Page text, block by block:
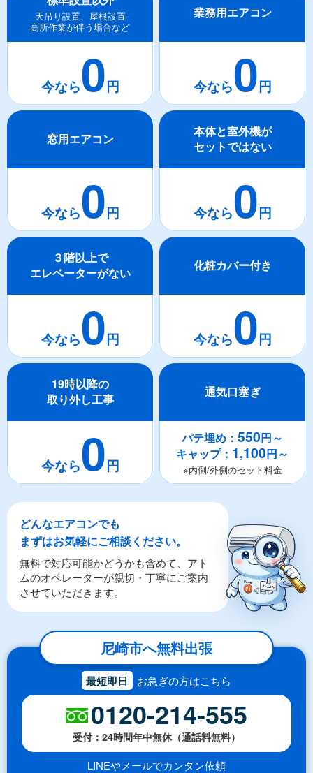
天吊り設置、屋根設置
高所作業が伴う場合など
0
業務用エアコン
0
窓用エアコン
0
本体と室外機が
セットではない
0
３階以上で
エレベーターがない
0
化粧カバー付き
0
19時以降の
取り外し工事
0
通気口塞ぎ
パテ埋め：550円～
キャップ： 1,100円～
※内側/外側のセット料金
どんなエアコンでも
まずはお気軽にご相談ください。
無料で対応可能かどうかも含めて、アト
ムのオペレーターが親切・丁寧にご案内
させていただきます。
尼崎市へ無料出張
最短即日 お急ぎの方はこちら
0120-214-555
受付：24時間年中無休（通話料無料）
LINEやメールでカンタン依頼